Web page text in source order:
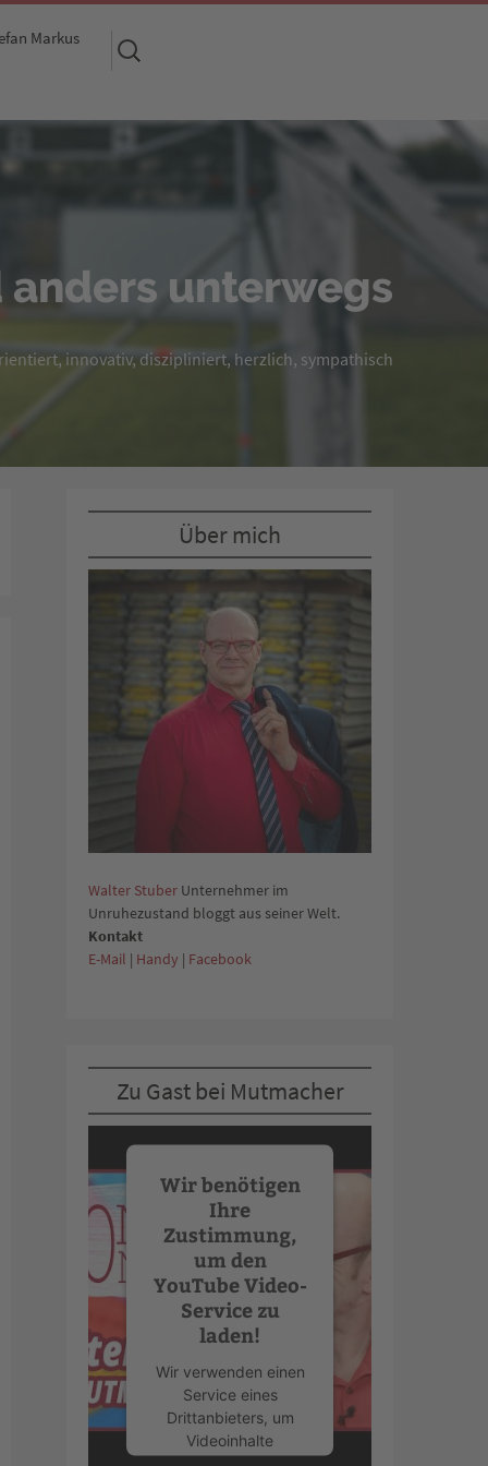
Markus
Suchen
nach:
anders unterwegs
innovativ, diszipliniert, herzlich, sympathisch
Über mich
Walter Stuber Unternehmer im
Unruhezustand bloggt aus seiner Welt.
Kontakt
E-Mail | Handy | Facebook
Zu Gast bei Mutmacher
Wir benötigen
Ihre
Zustimmung,
um den
YouTube Video-
Service zu
laden!
Wir verwenden einen
Service eines
Drittanbieters, um
Videoinhalte